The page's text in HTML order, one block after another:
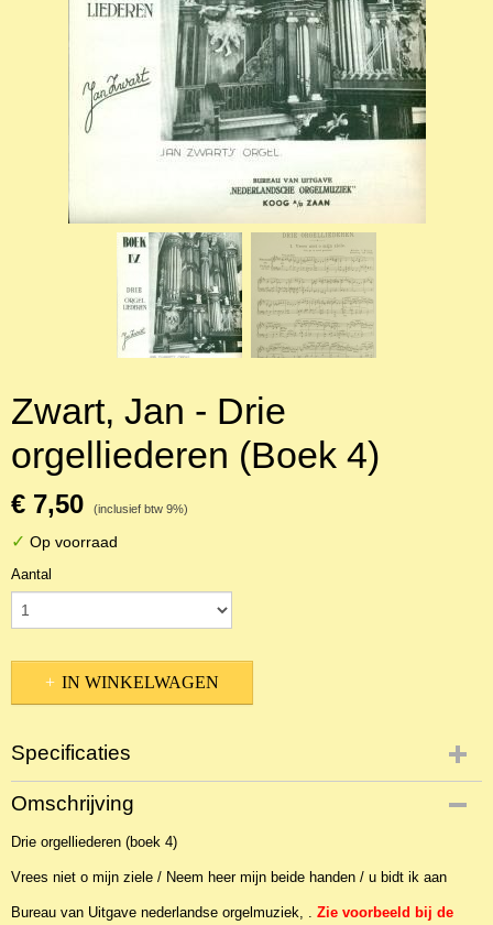
Zwart, Jan - Drie
orgelliederen (Boek 4)
€ 7,50 (inclusief btw 9%)
✓ Op voorraad
Aantal
IN WINKELWAGEN
Specificaties
Productcode
NBLNOr-1457
EAN code
Omschrijving
Drie orgelliederen (boek 4)
Vrees niet o mijn ziele / Neem heer mijn beide handen / u bidt ik aan
Bureau van Uitgave nederlandse orgelmuziek, . Zie voorbeeld bij de